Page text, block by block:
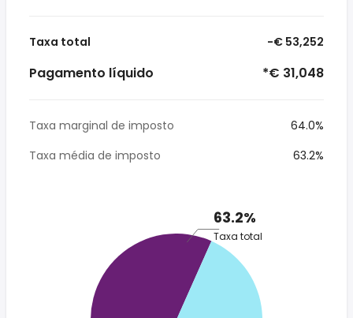
Taxa total -€ 53,252
Pagamento líquido *€ 31,048
Taxa marginal de imposto
64.0%
Taxa média de imposto
63.2%
63.2%
Taxa total